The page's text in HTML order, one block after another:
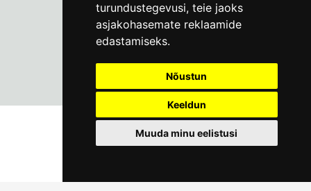
turundustegevusi, teie jaoks
asjakohasemate reklaamide
edastamiseks.
Nõustun
Keeldun
Muuda minu eelistusi